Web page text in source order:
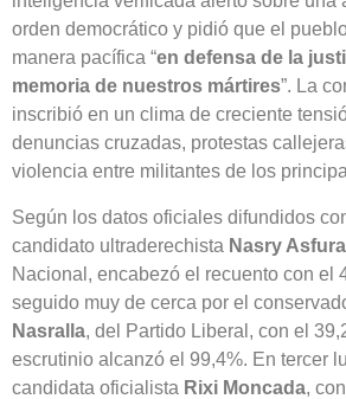
orden democrático y pidió que el
manera pacífica “en defensa de la
memoria de nuestros mártires”. La
inscribió en un clima de creciente
denuncias cruzadas, protestas
violencia entre militantes de los
Según los datos oficiales difundidos
candidato ultraderechista Nasry Asfura
Nacional, encabezó el recuento con el
seguido muy de cerca por el
Nasralla, del Partido Liberal, con el
escrutinio alcanzó el 99,4%. En tercer
candidata oficialista Rixi Moncada,